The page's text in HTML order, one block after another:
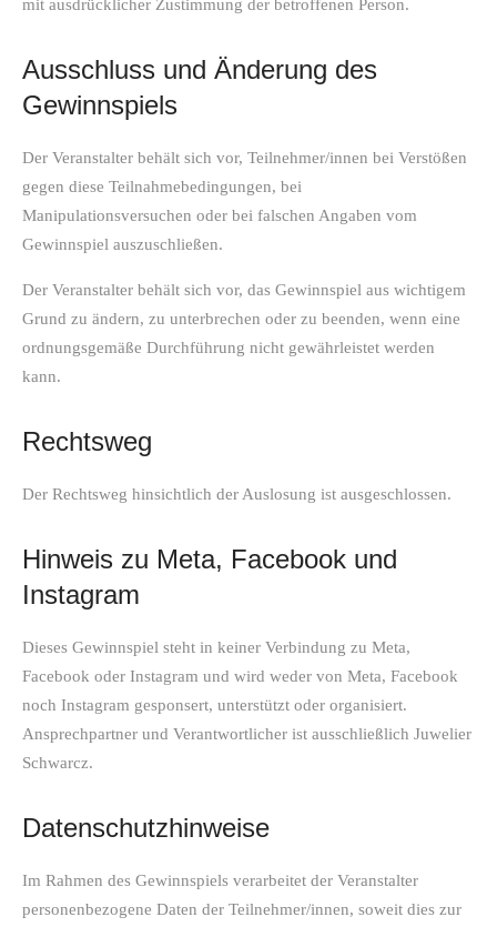
mit ausdrücklicher Zustimmung der betroffenen Person.
Ausschluss und Änderung des
Gewinnspiels
Der Veranstalter behält sich vor, Teilnehmer/innen bei Verstößen
gegen diese Teilnahmebedingungen, bei
Manipulationsversuchen oder bei falschen Angaben vom
Gewinnspiel auszuschließen.
Der Veranstalter behält sich vor, das Gewinnspiel aus wichtigem
Grund zu ändern, zu unterbrechen oder zu beenden, wenn eine
ordnungsgemäße Durchführung nicht gewährleistet werden
kann.
Rechtsweg
Der Rechtsweg hinsichtlich der Auslosung ist ausgeschlossen.
Hinweis zu Meta, Facebook und
Instagram
Dieses Gewinnspiel steht in keiner Verbindung zu Meta,
Facebook oder Instagram und wird weder von Meta, Facebook
noch Instagram gesponsert, unterstützt oder organisiert.
Ansprechpartner und Verantwortlicher ist ausschließlich Juwelier
Schwarcz.
Datenschutzhinweise
Im Rahmen des Gewinnspiels verarbeitet der Veranstalter
personenbezogene Daten der Teilnehmer/innen, soweit dies zur